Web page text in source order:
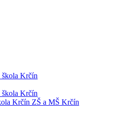
Krčín ZŠ a MŠ Krčín